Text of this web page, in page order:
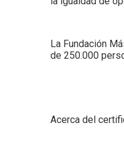
La Fundación
de 250.000
Acerca del